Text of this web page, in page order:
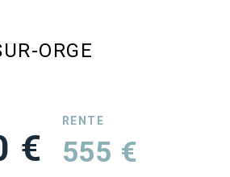
ORGE
€
RENTE
555 €